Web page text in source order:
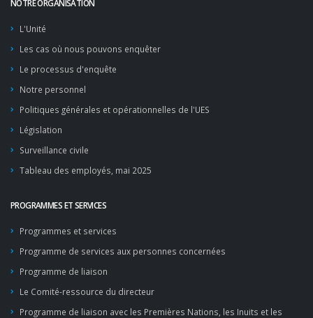
NOTRE ORGANISATION
L'Unité
Les cas où nous pouvons enquêter
Le processus d'enquête
Notre personnel
Politiques générales et opérationnelles de l'UES
Législation
Surveillance civile
Tableau des employés, mai 2025
PROGRAMMES ET SERVICES
Programmes et services
Programme de services aux personnes concernées
Programme de liaison
Le Comité-ressource du directeur
Programme de liaison avec les Premières Nations, les Inuits et les